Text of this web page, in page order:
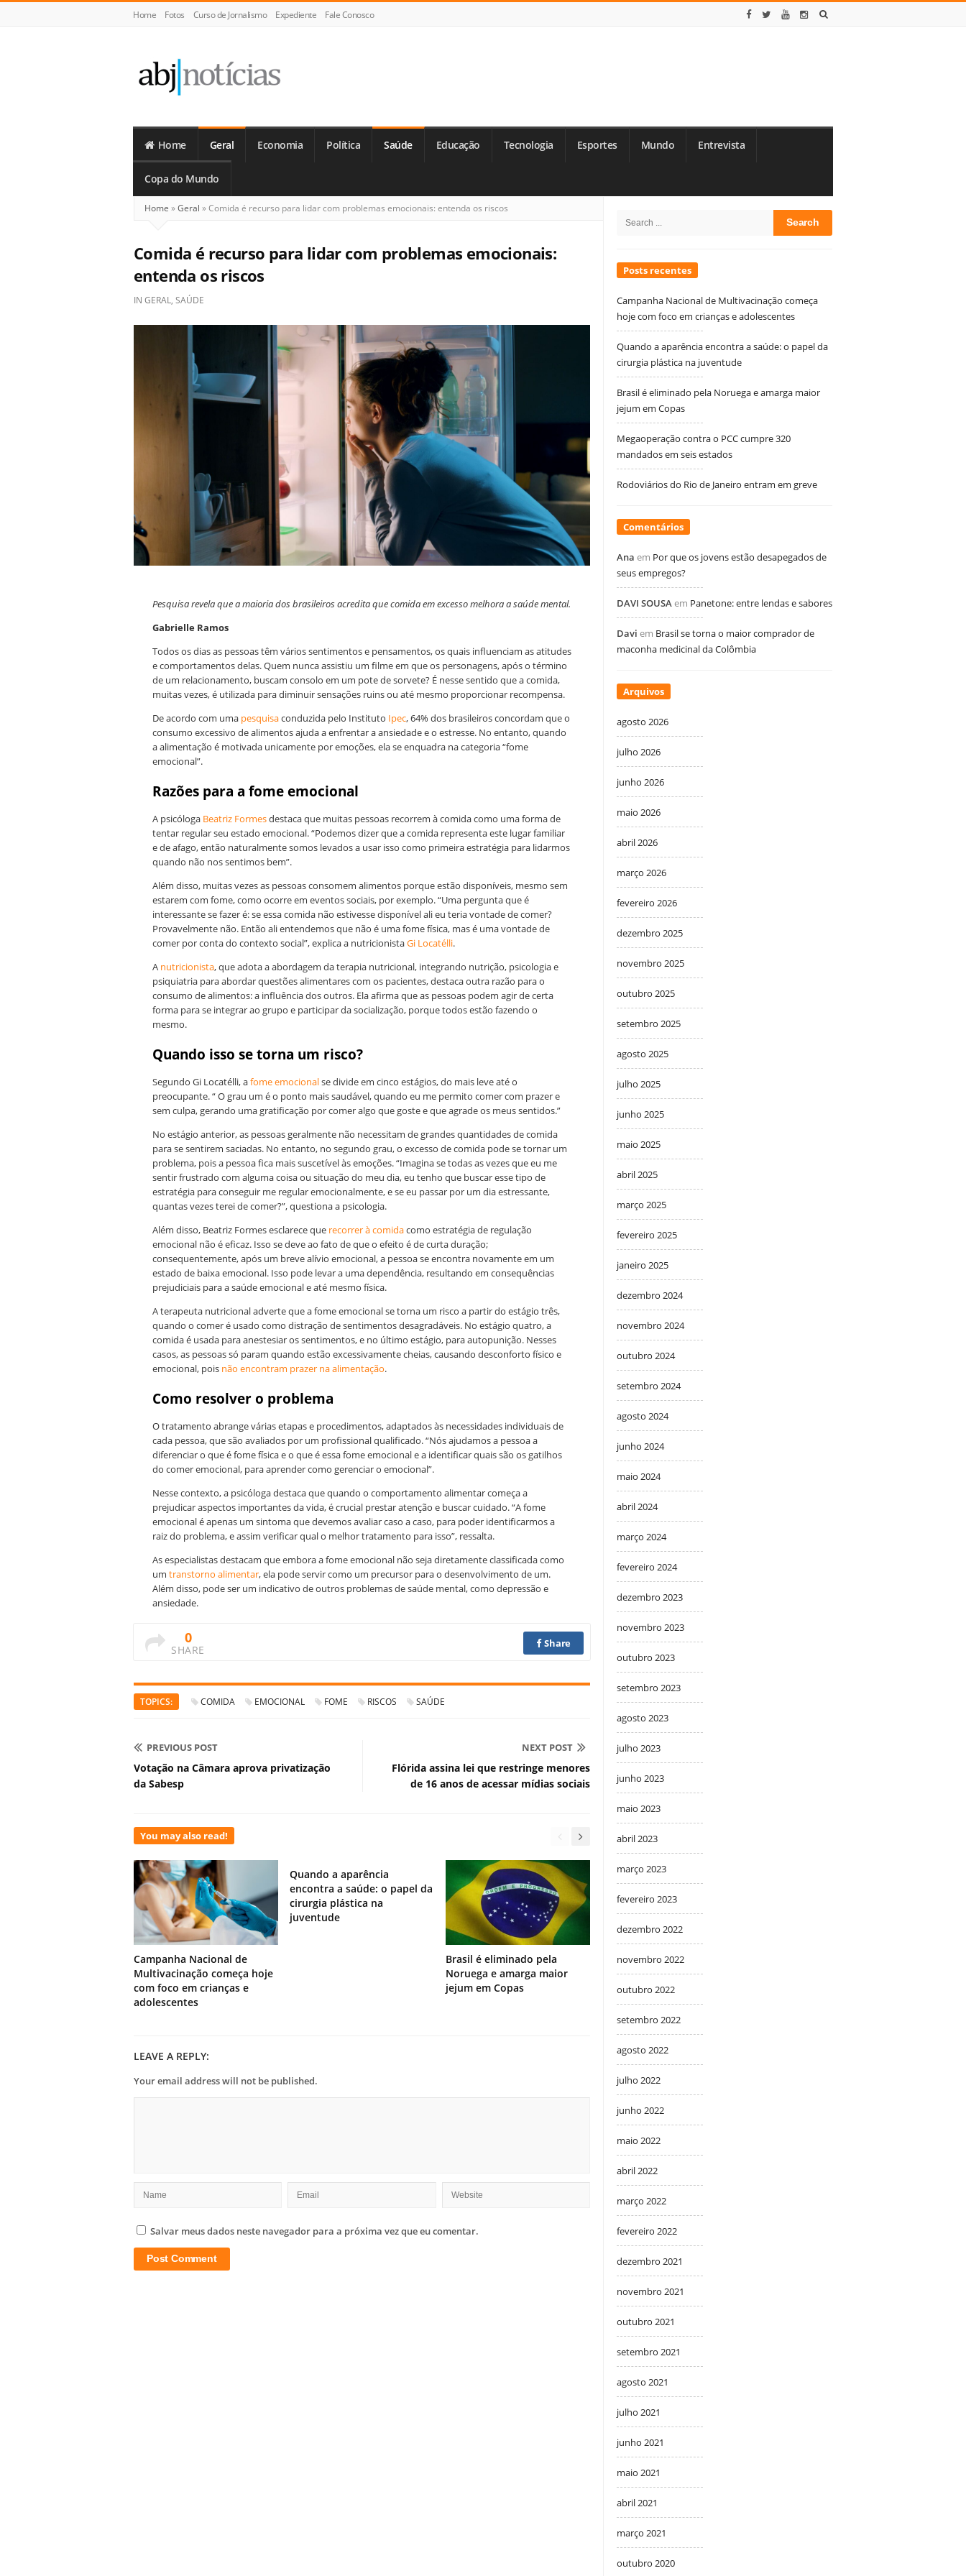
Home Fotos Curso de Jornalismo Expediente Fale Conosco
Notícias
Home Geral Economia Política Saúde Educação Tecnologia Esportes Mundo Entrevista
Copa do Mundo
Home »Geral »Comida é recurso para lidar com problemas emocionais: entenda os riscos
Comida é recurso para lidar com problemas emocionais:
entenda os riscos
IN GERAL, SAÚDE
Pesquisa revela que a maioria dos brasileiros acredita que comida em excesso melhora a saúde mental.
Gabrielle Ramos
Todos os dias as pessoas têm vários sentimentos e pensamentos, os quais influenciam as atitudes
e comportamentos delas. Quem nunca assistiu um filme em que os personagens, após o término
de um relacionamento, buscam consolo em um pote de sorvete? É nesse sentido que a comida,
muitas vezes, é utilizada para diminuir sensações ruins ou até mesmo proporcionar recompensa.
De acordo com uma pesquisaconduzida pelo Instituto Ipec, 64% dos brasileiros concordam que o
consumo excessivo de alimentos ajuda a enfrentar a ansiedade e o estresse. No entanto, quando
a alimentação é motivada unicamente por emoções, ela se enquadra na categoria “fome
emocional”.
Razões para a fome emocional
A psicóloga Beatriz Formesdestaca que muitas pessoas recorrem à comida como uma forma de
tentar regular seu estado emocional. “Podemos dizer que a comida representa este lugar familiar
e de afago, então naturalmente somos levados a usar isso como primeira estratégia para lidarmos
quando não nos sentimos bem”.
Além disso, muitas vezes as pessoas consomem alimentos porque estão disponíveis, mesmo sem
estarem com fome, como ocorre em eventos sociais, por exemplo. “Uma pergunta que é
interessante se fazer é: se essa comida não estivesse disponível ali eu teria vontade de comer?
Provavelmente não. Então ali entendemos que não é uma fome física, mas é uma vontade de
comer por conta do contexto social”, explica a nutricionistaGi Locatélli.
A nutricionista, que adota a abordagem da terapia nutricional, integrando nutrição, psicologia e
psiquiatria para abordar questões alimentares com os pacientes, destaca outra razão para o
consumo de alimentos: a influência dos outros. Ela afirma que as pessoas podem agir de certa
forma para se integrar ao grupo e participar da socialização, porque todos estão fazendo o
mesmo.
Quando isso se torna um risco?
Segundo Gi Locatélli, afome emocionalse divide em cinco estágios, do mais leve até o
preocupante. “ O grau um é o ponto mais saudável, quando eu me permito comer com prazer e
sem culpa, gerando uma gratificação por comer algo que goste e que agrade os meus sentidos.”
No estágio anterior, as pessoas geralmente não necessitam de grandes quantidades de comida
para se sentirem saciadas. No entanto, no segundo grau, o excesso de comida pode se tornar um
problema, pois a pessoa fica mais suscetível às emoções. “Imagina se todas as vezes que eu me
sentir frustrado com alguma coisa ou situação do meu dia, eu tenho que buscar esse tipo de
estratégia para conseguir me regular emocionalmente, e se eu passar por um dia estressante,
quantas vezes terei de comer?”, questiona a psicologia.
Além disso, Beatriz Formes esclarece que recorrer à comidacomo estratégia de regulação
emocional não é eficaz. Isso se deve ao fato de que o efeito é de curta duração;
consequentemente, após um breve alívio emocional, a pessoa se encontra novamente em um
estado de baixa emocional. Isso pode levar a uma dependência, resultando em consequências
prejudiciais para a saúde emocional e até mesmo física.
A terapeuta nutricional adverte que a fome emocional se torna um risco a partir do estágio três,
quando o comer é usado como distração de sentimentos desagradáveis. No estágio quatro, a
comida é usada para anestesiar os sentimentos, e no último estágio, para autopunição. Nesses
casos, as pessoas só param quando estão excessivamente cheias, causando desconforto físico e
emocional, pois não encontram prazer na alimentação.
Como resolver o problema
O tratamento abrange várias etapas e procedimentos, adaptados às necessidades individuais de
cada pessoa, que são avaliados por um profissional qualificado. “Nós ajudamos a pessoa a
diferenciar o que é fome física e o que é essa fome emocional e a identificar quais são os gatilhos
do comer emocional, para aprender como gerenciar o emocional”.
Nesse contexto, a psicóloga destaca que quando o comportamento alimentar começa a
prejudicar aspectos importantes da vida, é crucial prestar atenção e buscar cuidado. “A fome
emocional é apenas um sintoma que devemos avaliar caso a caso, para poder identificarmos a
raiz do problema, e assim verificar qual o melhor tratamento para isso”, ressalta.
As especialistas destacam que embora a fome emocional não seja diretamente classificada como
um transtorno alimentar, ela pode servir como um precursor para o desenvolvimento de um.
Além disso, pode ser um indicativo de outros problemas de saúde mental, como depressão e
ansiedade.
0
SHARE
Share
TOPICS: COMIDA EMOCIONAL FOME RISCOS SAÚDE
PREVIOUS POST
Votação na Câmara aprova privatização
da Sabesp
NEXT POST
Flórida assina lei que restringe menores
de 16 anos de acessar mídias sociais
You may also read!
Campanha Nacional de
Multivacinação começa hoje
com foco em crianças e
adolescentes
Quando a aparência
encontra a saúde: o papel da
cirurgia plástica na
juventude
Brasil é eliminado pela
Noruega e amarga maior
jejum em Copas
LEAVE A REPLY:
Your email address will not be published.
Salvar meus dados neste navegador para a próxima vez que eu comentar.
Sidebar
Search
Posts recentes
Campanha Nacional de Multivacinação começa
hoje com foco em crianças e adolescentes
Quando a aparência encontra a saúde: o papel da
cirurgia plástica na juventude
Brasil é eliminado pela Noruega e amarga maior
jejum em Copas
Megaoperação contra o PCC cumpre 320
mandados em seis estados
Rodoviários do Rio de Janeiro entram em greve
Comentários
Ana em Por que os jovens estão desapegados de
seus empregos?
DAVI SOUSAem Panetone: entre lendas e sabores
Davi em Brasil se torna o maior comprador de
maconha medicinal da Colômbia
Arquivos
agosto 2026
julho 2026
junho 2026
maio 2026
abril 2026
março 2026
fevereiro 2026
dezembro 2025
novembro 2025
outubro 2025
setembro 2025
agosto 2025
julho 2025
junho 2025
maio 2025
abril 2025
março 2025
fevereiro 2025
janeiro 2025
dezembro 2024
novembro 2024
outubro 2024
setembro 2024
agosto 2024
junho 2024
maio 2024
abril 2024
março 2024
fevereiro 2024
dezembro 2023
novembro 2023
outubro 2023
setembro 2023
agosto 2023
julho 2023
junho 2023
maio 2023
abril 2023
março 2023
fevereiro 2023
dezembro 2022
novembro 2022
outubro 2022
setembro 2022
agosto 2022
julho 2022
junho 2022
maio 2022
abril 2022
março 2022
fevereiro 2022
dezembro 2021
novembro 2021
outubro 2021
setembro 2021
agosto 2021
julho 2021
junho 2021
maio 2021
abril 2021
março 2021
outubro 2020